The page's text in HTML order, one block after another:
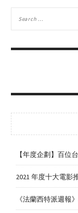
【年度企劃】百位
2021 年度十大電影
《法蘭西特派週報